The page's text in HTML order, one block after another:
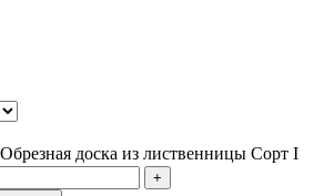
доска из лиственницы Сорт I